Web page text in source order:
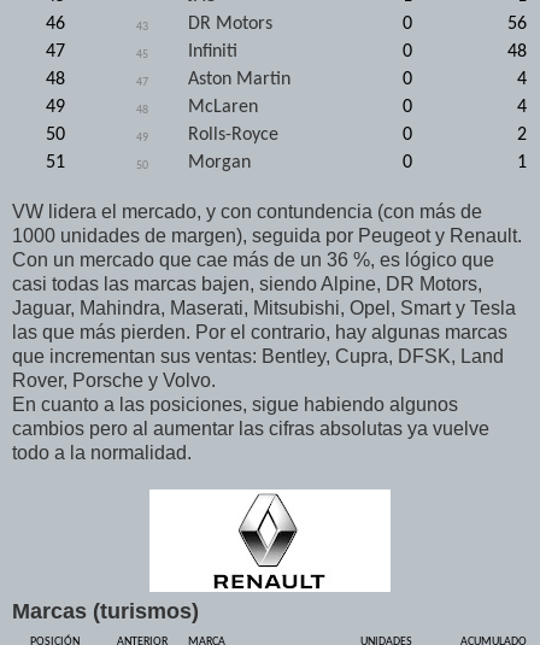
46
43 DR Motors 0
56
47
45 Infiniti 0
48
48
47 Aston Martin 0
4
49
48 McLaren 0
4
50
49 Rolls-Royce 0
2
51
50 Morgan 0 1
VW lidera el mercado, y con contundencia (con más de
1000 unidades de margen), seguida por Peugeot y Renault.
Con un mercado que cae más de un 36 %, es lógico que
casi todas las marcas bajen, siendo Alpine, DR Motors,
Jaguar, Mahindra, Maserati, Mitsubishi, Opel, Smart y Tesla
las que más pierden. Por el contrario, hay algunas marcas
que incrementan sus ventas: Bentley, Cupra, DFSK, Land
Rover, Porsche y Volvo.
En cuanto a las posiciones, sigue habiendo algunos
cambios pero al aumentar las cifras absolutas ya vuelve
todo a la normalidad.
Marcas (turismos)
POSICIÓN ANTERIOR MARCA UNIDADES ACUMULADO